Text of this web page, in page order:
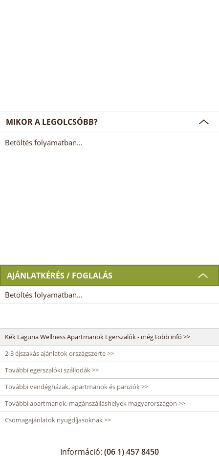
MIKOR A LEGOLCSÓBB?
Betöltés folyamatban...
AJÁNLATKÉRÉS / FOGLALÁS
Betöltés folyamatban...
Kék Laguna Wellness Apartmanok Egerszalók - még több infó >>
2-3 éjszakás ajánlatok országszerte >>
További egerszalóki szállodák >>
További vendégházak, apartmanok és panziók >>
További apartmanok, magánszálláshelyek magyarországon >>
Csomagajánlatok nyugdíjasoknak >>
Információ: (06 1) 457 8450